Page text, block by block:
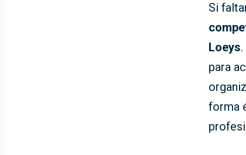
Si
Loeys
para
forma